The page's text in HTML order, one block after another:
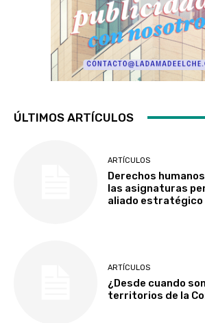
ÚLTIMOS ARTÍCULOS
ARTÍCULOS
Derechos
las asignaturas
aliado estratégico
ARTÍCULOS
¿Desde cuando
territorios de la